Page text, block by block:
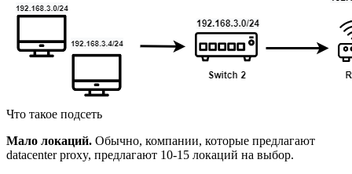
Что такое подсеть
Мало локаций. Обычно, компании, которые предлагают
datacenter proxy, предлагают 10-15 локаций на выбор.